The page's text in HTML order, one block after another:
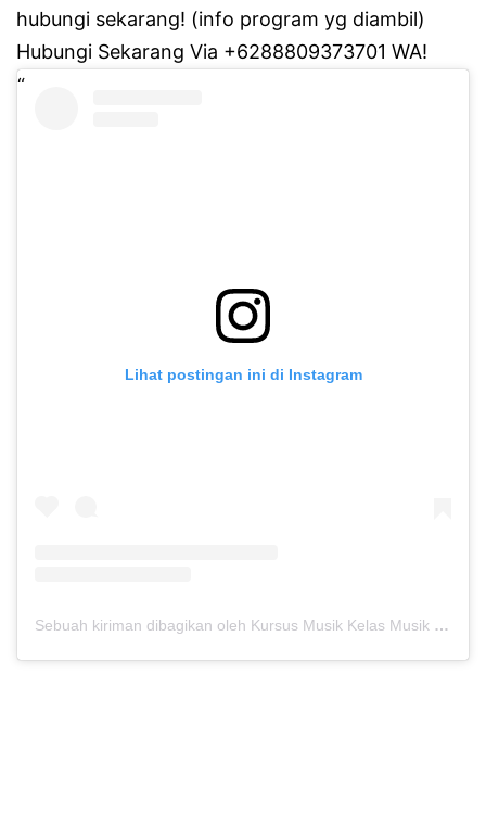
hubungi sekarang! (info program yg diambil)
Hubungi Sekarang Via +6288809373701 WA!
Lihat postingan ini di Instagram
Sebuah kiriman dibagikan oleh Kursus Musik Kelas Musik (@kelasmusik)